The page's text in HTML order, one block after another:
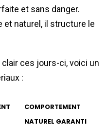
et sans danger.
et naturel, il structure le
ces jours-ci, voici un
:
COMPORTEMENT
NATUREL GARANTI